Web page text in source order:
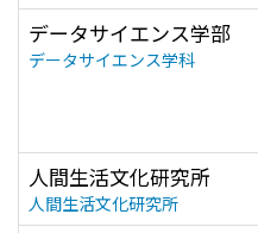
データサイエンス学部
データサイエンス学科
人間生活文化研究所
人間生活文化研究所